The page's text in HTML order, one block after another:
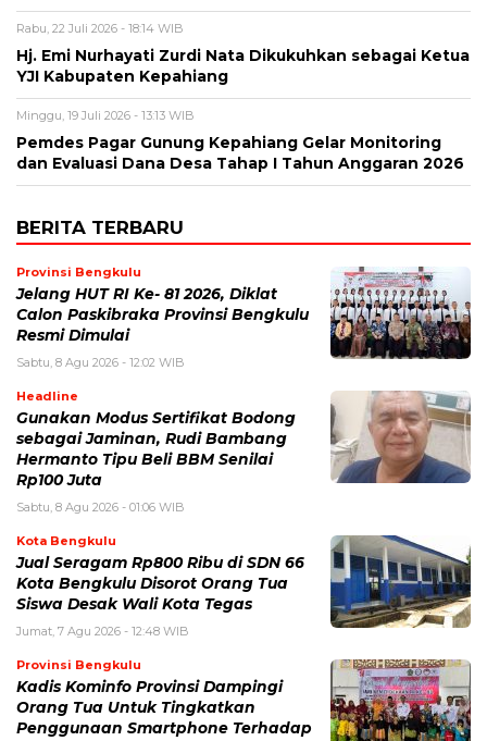
Rabu, 22 Juli 2026 - 18:14 WIB
Hj. Emi Nurhayati Zurdi Nata Dikukuhkan sebagai Ketua
YJI Kabupaten Kepahiang
Minggu, 19 Juli 2026 - 13:13 WIB
Pemdes Pagar Gunung Kepahiang Gelar Monitoring
dan Evaluasi Dana Desa Tahap I Tahun Anggaran 2026
BERITA TERBARU
Provinsi Bengkulu
Jelang HUT RI Ke- 81 2026, Diklat
Calon Paskibraka Provinsi Bengkulu
Resmi Dimulai
Sabtu, 8 Agu 2026 - 12:02 WIB
Headline
Gunakan Modus Sertifikat Bodong
sebagai Jaminan, Rudi Bambang
Hermanto Tipu Beli BBM Senilai
Rp100 Juta
Sabtu, 8 Agu 2026 - 01:06 WIB
Kota Bengkulu
Jual Seragam Rp800 Ribu di SDN 66
Kota Bengkulu Disorot Orang Tua
Siswa Desak Wali Kota Tegas
Jumat, 7 Agu 2026 - 12:48 WIB
Provinsi Bengkulu
Kadis Kominfo Provinsi Dampingi
Orang Tua Untuk Tingkatkan
Penggunaan Smartphone Terhadap